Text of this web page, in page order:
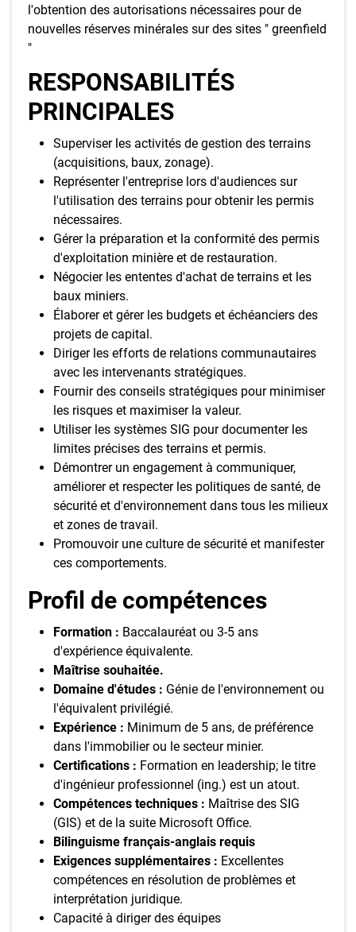
l'obtention des autorisations nécessaires pour de
nouvelles réserves minérales sur des sites " greenfield
"
RESPONSABILITÉS
PRINCIPALES
Superviser les activités de gestion des terrains
(acquisitions, baux, zonage).
Représenter l'entreprise lors d'audiences sur
l'utilisation des terrains pour obtenir les permis
nécessaires.
Gérer la préparation et la conformité des permis
d'exploitation minière et de restauration.
Négocier les ententes d'achat de terrains et les
baux miniers.
Élaborer et gérer les budgets et échéanciers des
projets de capital.
Diriger les efforts de relations communautaires
avec les intervenants stratégiques.
Fournir des conseils stratégiques pour minimiser
les risques et maximiser la valeur.
Utiliser les systèmes SIG pour documenter les
limites précises des terrains et permis.
Démontrer un engagement à communiquer,
améliorer et respecter les politiques de santé, de
sécurité et d'environnement dans tous les milieux
et zones de travail.
Promouvoir une culture de sécurité et manifester
ces comportements.
Profil de compétences
Formation : Baccalauréat ou 3-5 ans
d'expérience équivalente.
Maîtrise souhaitée.
Domaine d'études : Génie de l'environnement ou
l'équivalent privilégié.
Expérience : Minimum de 5 ans, de préférence
dans l'immobilier ou le secteur minier.
Certifications : Formation en leadership; le titre
d'ingénieur professionnel (ing.) est un atout.
Compétences techniques : Maîtrise des SIG
(GIS) et de la suite Microsoft Office.
Bilinguisme français-anglais requis
Exigences supplémentaires : Excellentes
compétences en résolution de problèmes et
interprétation juridique.
Capacité à diriger des équipes